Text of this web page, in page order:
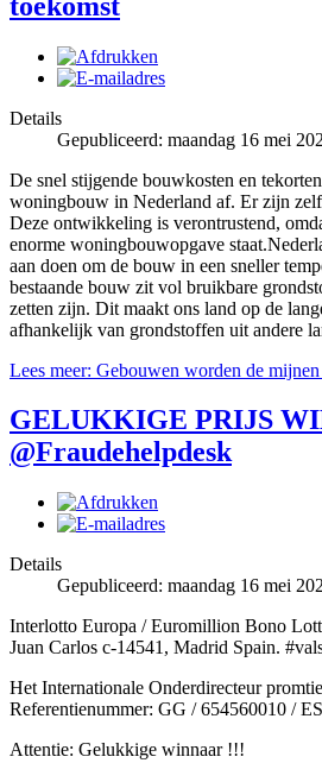
Details
Gepubliceerd: maandag 16 mei
De snel stijgende bouwkosten en
woningbouw in Nederland af. Er zijn
Deze ontwikkeling is verontrustend,
enorme woningbouwopgave
aan doen om de bouw in een sneller
bestaande bouw zit vol bruikbare
zetten zijn. Dit maakt ons land op de
afhankelijk van grondstoffen uit andere
Lees meer: Gebouwen worden de
GELUKKIGE PRIJS
@Fraudehelpdesk
Details
Gepubliceerd: maandag 16 mei
Interlotto Europa / Euromillion Bono
Juan Carlos c-14541, Madrid Spain.
Het Internationale Onderdirecteur
Referentienummer: GG / 654560010 /
Attentie: Gelukkige winnaar !!!